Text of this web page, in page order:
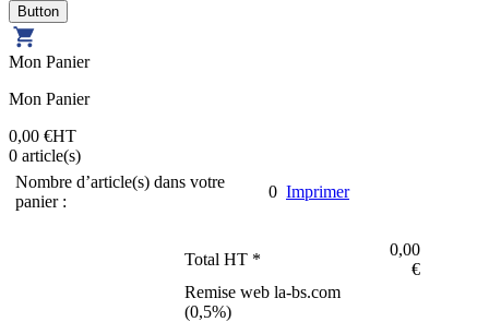
Mon Panier
Mon Panier
0,00 €HT
0 article(s)
Nombre d’article(s) dans votre
panier :
0 Imprimer
Total HT *
0,00
€
Remise web la-bs.com
(0,5%)